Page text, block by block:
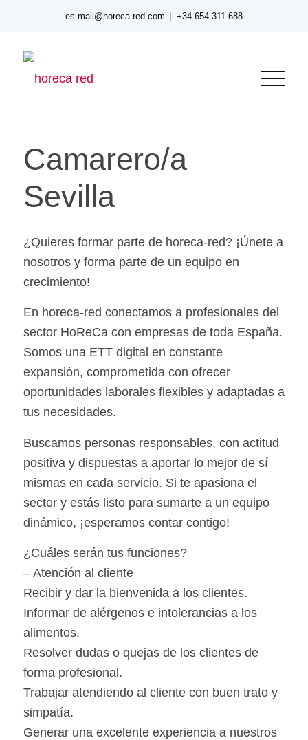
es.mail@horeca-red.com +34 654 311 688
Camarero/a
Sevilla
¿Quieres formar parte de horeca-red? ¡Únete a
nosotros y forma parte de un equipo en
crecimiento!
En horeca-red conectamos a profesionales del
sector HoReCa con empresas de toda España.
Somos una ETT digital en constante
expansión, comprometida con ofrecer
oportunidades laborales flexibles y adaptadas a
tus necesidades.
Buscamos personas responsables, con actitud
positiva y dispuestas a aportar lo mejor de sí
mismas en cada servicio. Si te apasiona el
sector y estás listo para sumarte a un equipo
dinámico, ¡esperamos contar contigo!
¿Cuáles serán tus funciones?
– Atención al cliente
Recibir y dar la bienvenida a los clientes.
Informar de alérgenos e intolerancias a los
alimentos.
Resolver dudas o quejas de los clientes de
forma profesional.
Trabajar atendiendo al cliente con buen trato y
simpatía.
Generar una excelente experiencia a nuestros